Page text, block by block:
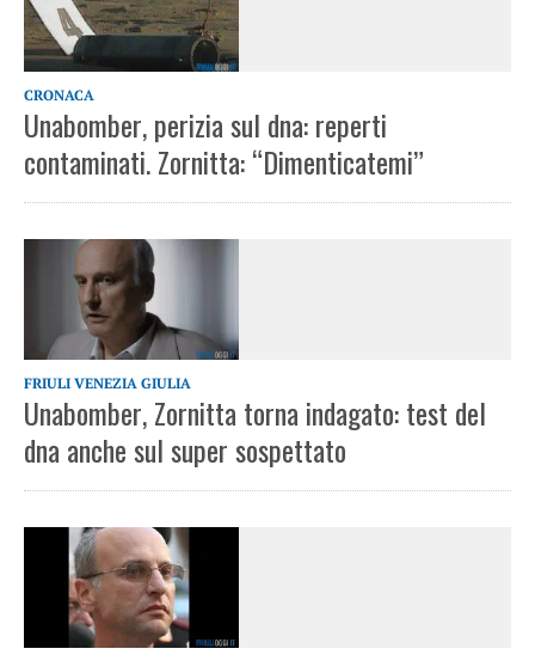
CRONACA
Unabomber, perizia sul dna: reperti
contaminati. Zornitta: “Dimenticatemi”
FRIULI VENEZIA GIULIA
Unabomber, Zornitta torna indagato: test del
dna anche sul super sospettato